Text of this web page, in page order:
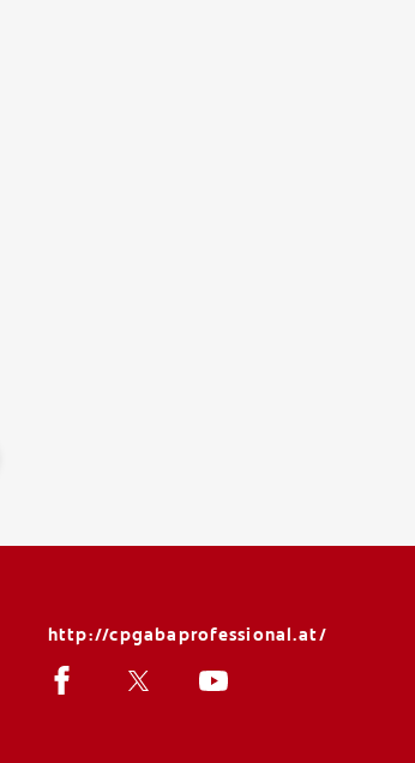
http://cpgabaprofessional.at/